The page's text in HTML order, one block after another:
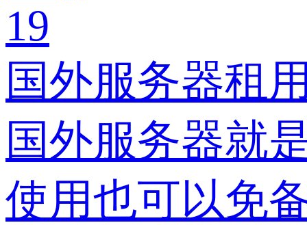
19
国外服务器租
国外服务器就
使用也可以免